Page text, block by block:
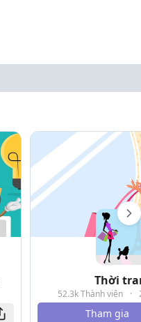
Thời
52.3k Thành viên ·
Tham gia